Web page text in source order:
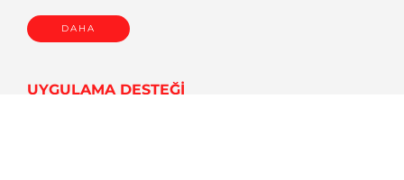
DAHA
UYGULAMA DESTEĞİ